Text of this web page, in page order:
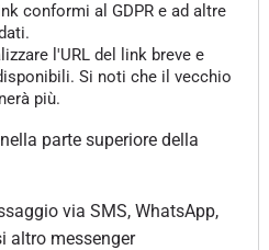
conformi al GDPR e ad altre
l'URL del link breve e
Si noti che il vecchio
più.
parte superiore della
via SMS, WhatsApp,
altro messenger